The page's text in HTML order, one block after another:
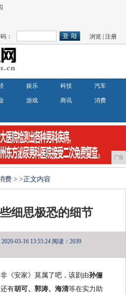
： 浏览 |注册
娱乐 科技 汽车
游戏 商讯 消费
广告
费 > >正文内容
细思极恐的细节
03-16 13:55:24 阅读：2039
《安家》莫属了吧，该剧由孙俪
有胡可、郭涛、海清等在实力助